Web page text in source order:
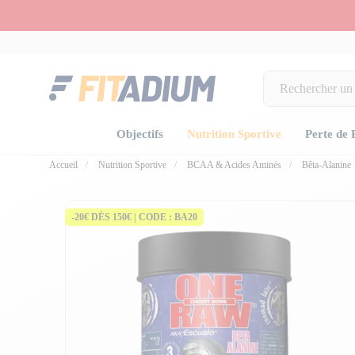
Objectifs Nutrition Sportive Perte de
Accueil Nutrition Sportive BCAA & Acides Aminés Bêta-Alanine
-20€ DÈS 150€ | CODE : BA20